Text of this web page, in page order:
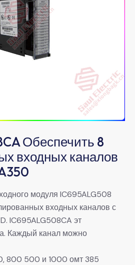
Обеспечить 8
входных каналов
модуля IC695ALG508
входных каналов с
IC695ALG508CA эт
Каждый канал можно
800 500 и 1000 омт 385